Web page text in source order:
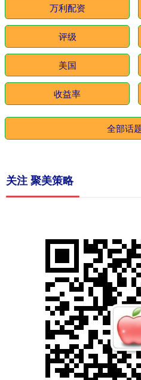
万利配资
评级
美国
收益率
全部话
关注 聚美策略